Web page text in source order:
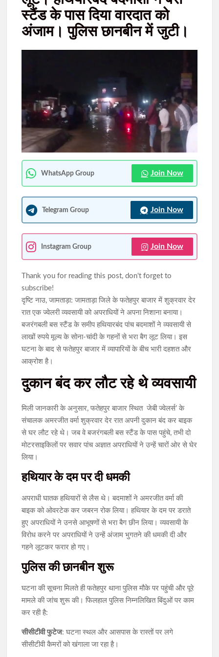
अधिवेशन, तैयारियां अंतिम चरण में
रांची: चंद्रशेखर आजाद दुर्गा पूजा समिति ने भूमि पूजन के साथ शुरू की पूजा
स्टैंड के पास दिया वारदात को
अंजाम। पुलिस छानबीन में जुटी।
WhatsApp Group Join Now
Telegram Group Join Now
Instagram Group Join Now
Thank you for reading this post, don't forget to
subscribe!
दृष्टि नाउ, जामताड़ा: जामताड़ा जिले के फतेहपुर बाजार में शुक्रवार देर
रात एक ज्वेलरी व्यवसायी को अपराधियों ने अपना निशाना बनाया।
बजरंगबली बस स्टैंड के समीप हथियारबंद पांच बदमाशों ने व्यवसायी से
लाखों रुपये मूल्य के सोना-चांदी के गहनों से भरा बैग लूट लिया। इस
घटना के बाद से फतेहपुर बाजार में व्यापारियों के बीच भारी दहशत और
आक्रोश है।
दुकान बंद कर लौट रहे थे व्यवसायी
मिली जानकारी के अनुसार, फतेहपुर बाजार स्थित जेबी ज्वेलर्स’ के
संचालक अमरजीत वर्मा शुक्रवार देर रात अपनी दुकान बंद कर बाइक
से घर लौट रहे थे। जब वे बजरंगबली बस स्टैंड के पास पहुंचे, तभी दो
मोटरसाइकिलों पर सवार पांच अज्ञात अपराधियों ने उन्हें चारों ओर से घेर
लिया।
हथियार के दम पर दी धमकी
अपराधी घातक हथियारों से लैस थे। बदमाशों ने अमरजीत वर्मा की
बाइक को ओवरटेक कर जबरन रोक लिया। हथियार के दम पर डराते
हुए अपराधियों ने उनसे आभूषणों से भरा बैग छीन लिया। व्यवसायी के
विरोध करने पर अपराधियों ने उन्हें अंजाम भुगतने की धमकी दी और
गहने लूटकर फरार हो गए।
पुलिस की छानबीन शुरू
घटना की सूचना मिलते ही फतेहपुर थाना पुलिस मौके पर पहुंची और पूरे
मामले की जांच शुरू की। फिलहाल पुलिस निम्नलिखित बिंदुओं पर काम
कर रही है:
सीसीटीवी फुटेज: घटना स्थल और आसपास के रास्तों पर लगे
सीसीटीवी कैमरों को खंगाला जा रहा है।